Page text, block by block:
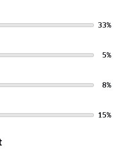
3V batterij
(max. 7 BAR)
tussen 0˚C en 40˚C
caravan, camper,
33%
5%
8%
15%